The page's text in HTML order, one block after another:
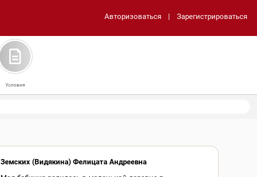
Авторизоваться | Зарегистрироваться
Условия
Земских (Видякина) Фелицата Андреевна